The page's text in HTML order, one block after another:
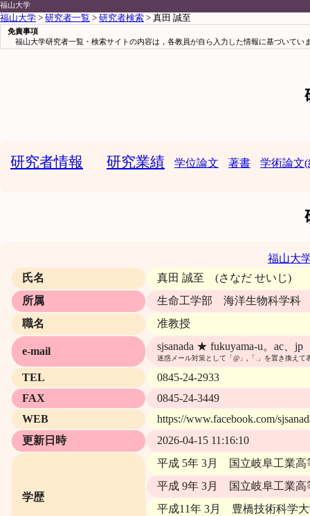
福山大学
福山大学 > 研究者一覧 > 研究者検索 > 真田 誠至
免責事項
福山大学研究者一覧・検索サイトの内容は，各教員が自ら入力した情報に基づいて
研究者情報 研究業績 学位論文 著書 学術論文
福山大
氏名
真田 誠至 (さなだ せいじ)
所属
生命工学部 海洋生物科学科
職名
准教授
e-mail sjsanada ★ fukuyama-u。ac、jp
迷惑メール対策として「@」,「.」を置き換えて
TEL
0845-24-2933
FAX
0845-24-3449
WEB
https://www.facebook.com/
更新日時
2026-04-15 11:16:10
学歴
平成 5年 3月 国立岐阜工業
平成 9年 3月 国立岐阜工業
平成11年 3月 豊橋技術科学